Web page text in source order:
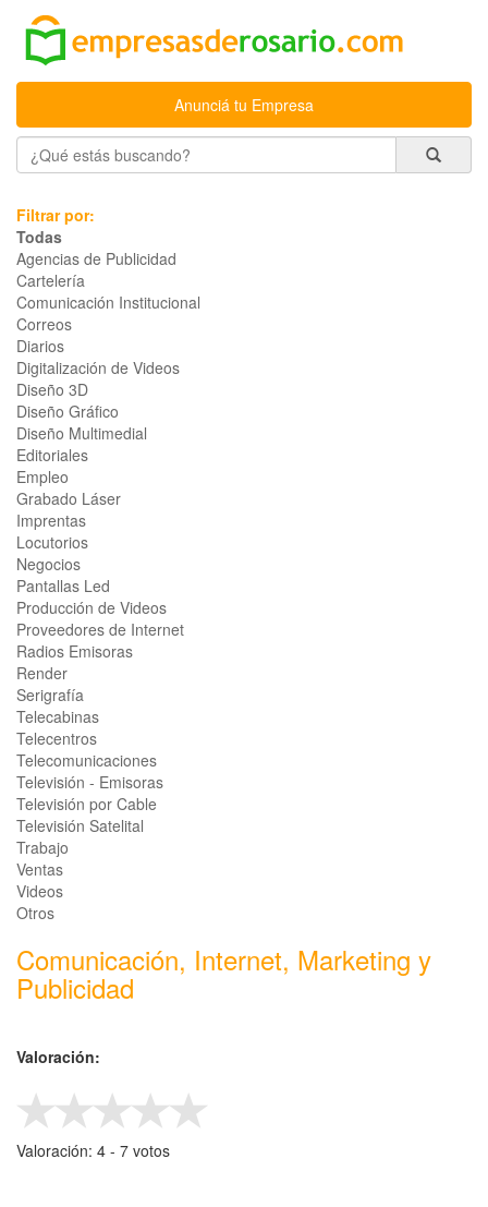
Anunciá tu Empresa
Filtrar por:
Todas
Agencias de Publicidad
Cartelería
Comunicación Institucional
Correos
Diarios
Digitalización de Videos
Diseño 3D
Diseño Gráfico
Diseño Multimedial
Editoriales
Empleo
Grabado Láser
Imprentas
Locutorios
Negocios
Pantallas Led
Producción de Videos
Proveedores de Internet
Radios Emisoras
Render
Serigrafía
Telecabinas
Telecentros
Telecomunicaciones
Televisión - Emisoras
Televisión por Cable
Televisión Satelital
Trabajo
Ventas
Videos
Otros
Comunicación, Internet, Marketing y
Publicidad
Valoración:
Valoración: 4 - ‎ 7 votos